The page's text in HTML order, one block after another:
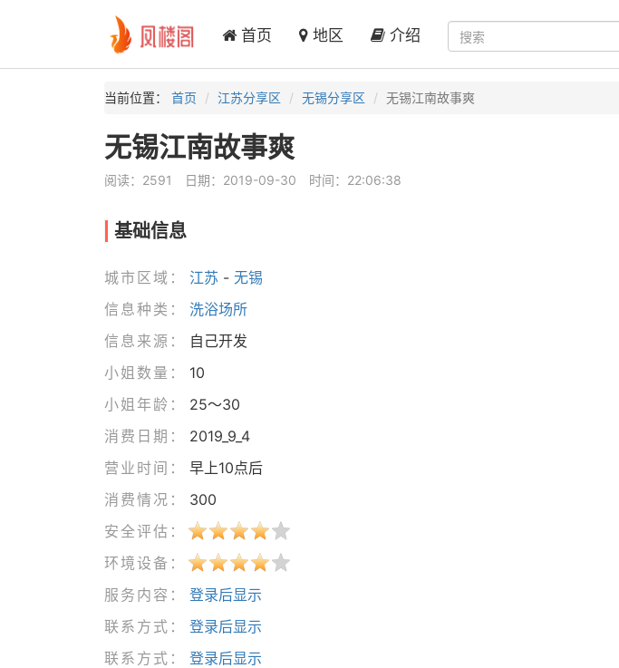
首页 地区 介绍
当前位置： 首页 江苏分享区 无锡分享区 无锡江南故事爽
无锡江南故事爽
阅读：2591 日期：2019-09-30 时间：22:06:38
基础信息
城市区域： 江苏 - 无锡
信息种类：
洗浴场所
信息来源：
自己开发
小姐数量：
10
小姐年龄：
25～30
消费日期：
2019_9_4
营业时间：
早上10点后
消费情况：
300
安全评估：
环境设备：
服务内容：
登录后显示
联系方式：
登录后显示
联系方式：
登录后显示